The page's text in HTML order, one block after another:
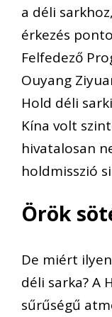
a déli
érkezés
Felfedező
Ouyang
Hold déli
Kína volt
hivatalosan
holdmisszió
Örök
De miért
déli sarka? A
sűrűségű